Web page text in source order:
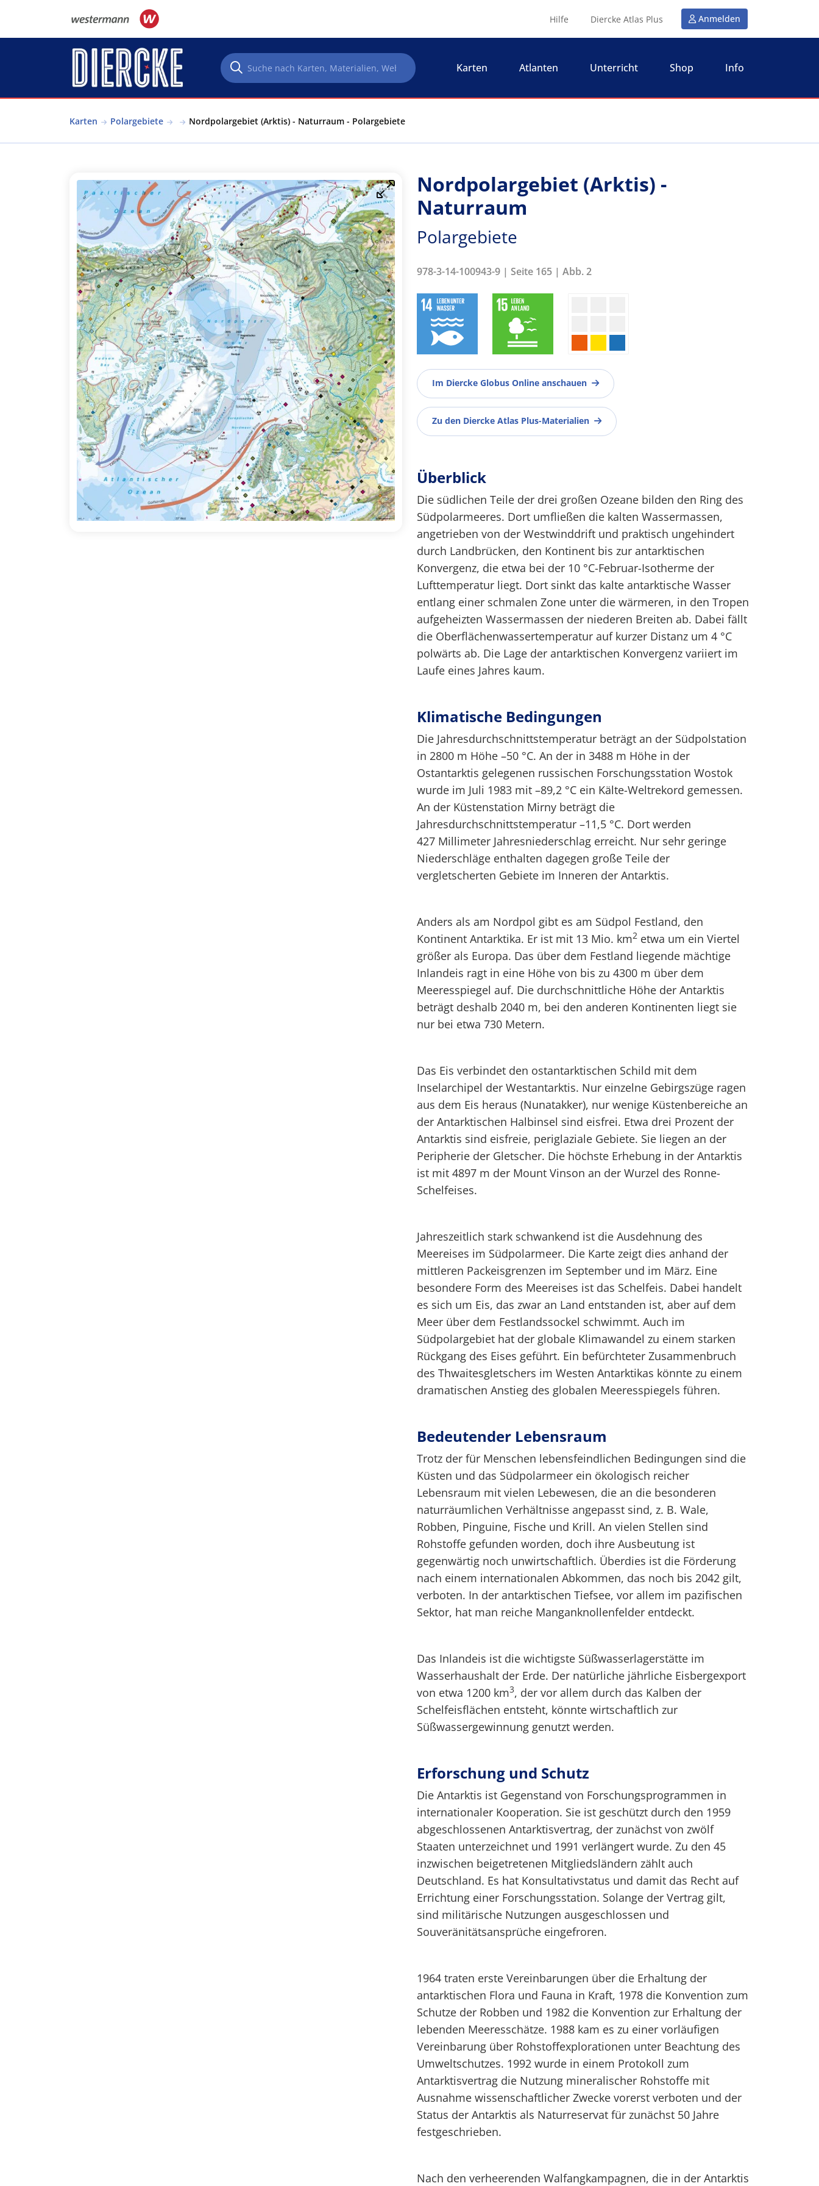
Hilfe Diercke Atlas Plus Anmelden
Karten Atlanten Unterricht Shop Info
Karten Polargebiete Nordpolargebiet (Arktis) - Naturraum - Polargebiete
Nordpolargebiet (Arktis) -
Naturraum
Polargebiete
978-3-14-100943-9 | Seite 165 | Abb. 2
Im Diercke Globus Online anschauen
Zu den Diercke Atlas Plus-Materialien
Überblick
Die südlichen Teile der drei großen Ozeane bilden den Ring des
Südpolarmeeres. Dort umfließen die kalten Wassermassen,
angetrieben von der Westwinddrift und praktisch ungehindert
durch Landbrücken, den Kontinent bis zur antarktischen
Konvergenz, die etwa bei der 10 °C-Februar-Isotherme der
Lufttemperatur liegt. Dort sinkt das kalte antarktische Wasser
entlang einer schmalen Zone unter die wärmeren, in den Tropen
aufgeheizten Wassermassen der niederen Breiten ab. Dabei fällt
die Oberflächenwassertemperatur auf kurzer Distanz um 4 °C
polwärts ab. Die Lage der antarktischen Konvergenz variiert im
Laufe eines Jahres kaum.
Klimatische Bedingungen
Die Jahresdurchschnittstemperatur beträgt an der Südpolstation
in 2800 m Höhe –50 °C. An der in 3488 m Höhe in der
Ostantarktis gelegenen russischen Forschungsstation Wostok
wurde im Juli 1983 mit –89,2 °C ein Kälte-Weltrekord gemessen.
An der Küstenstation Mirny beträgt die
Jahresdurchschnittstemperatur –11,5 °C. Dort werden
427 Millimeter Jahresniederschlag erreicht. Nur sehr geringe
Niederschläge enthalten dagegen große Teile der
vergletscherten Gebiete im Inneren der Antarktis.
Anders als am Nordpol gibt es am Südpol Festland, den
Kontinent Antarktika. Er ist mit 13 Mio. km2 etwa um ein Viertel
größer als Europa. Das über dem Festland liegende mächtige
Inlandeis ragt in eine Höhe von bis zu 4300 m über dem
Meeresspiegel auf. Die durchschnittliche Höhe der Antarktis
beträgt deshalb 2040 m, bei den anderen Kontinenten liegt sie
nur bei etwa 730 Metern.
Das Eis verbindet den ostantarktischen Schild mit dem
Inselarchipel der Westantarktis. Nur einzelne Gebirgszüge ragen
aus dem Eis heraus (Nunatakker), nur wenige Küstenbereiche an
der Antarktischen Halbinsel sind eisfrei. Etwa drei Prozent der
Antarktis sind eisfreie, periglaziale Gebiete. Sie liegen an der
Peripherie der Gletscher. Die höchste Erhebung in der Antarktis
ist mit 4897 m der Mount Vinson an der Wurzel des Ronne-
Schelfeises.
Jahreszeitlich stark schwankend ist die Ausdehnung des
Meereises im Südpolarmeer. Die Karte zeigt dies anhand der
mittleren Packeisgrenzen im September und im März. Eine
besondere Form des Meereises ist das Schelfeis. Dabei handelt
es sich um Eis, das zwar an Land entstanden ist, aber auf dem
Meer über dem Festlandssockel schwimmt. Auch im
Südpolargebiet hat der globale Klimawandel zu einem starken
Rückgang des Eises geführt. Ein befürchteter Zusammenbruch
des Thwaitesgletschers im Westen Antarktikas könnte zu einem
dramatischen Anstieg des globalen Meeresspiegels führen.
Bedeutender Lebensraum
Trotz der für Menschen lebensfeindlichen Bedingungen sind die
Küsten und das Südpolarmeer ein ökologisch reicher
Lebensraum mit vielen Lebewesen, die an die besonderen
naturräumlichen Verhältnisse angepasst sind, z. B. Wale,
Robben, Pinguine, Fische und Krill. An vielen Stellen sind
Rohstoffe gefunden worden, doch ihre Ausbeutung ist
gegenwärtig noch unwirtschaftlich. Überdies ist die Förderung
nach einem internationalen Abkommen, das noch bis 2042 gilt,
verboten. In der antarktischen Tiefsee, vor allem im pazifischen
Sektor, hat man reiche Manganknollenfelder entdeckt.
Das Inlandeis ist die wichtigste Süßwasserlagerstätte im
Wasserhaushalt der Erde. Der natürliche jährliche Eisbergexport
von etwa 1200 km3, der vor allem durch das Kalben der
Schelfeisflächen entsteht, könnte wirtschaftlich zur
Süßwassergewinnung genutzt werden.
Erforschung und Schutz
Die Antarktis ist Gegenstand von Forschungsprogrammen in
internationaler Kooperation. Sie ist geschützt durch den 1959
abgeschlossenen Antarktisvertrag, der zunächst von zwölf
Staaten unterzeichnet und 1991 verlängert wurde. Zu den 45
inzwischen beigetretenen Mitgliedsländern zählt auch
Deutschland. Es hat Konsultativstatus und damit das Recht auf
Errichtung einer Forschungsstation. Solange der Vertrag gilt,
sind militärische Nutzungen ausgeschlossen und
Souveränitätsansprüche eingefroren.
1964 traten erste Vereinbarungen über die Erhaltung der
antarktischen Flora und Fauna in Kraft, 1978 die Konvention zum
Schutze der Robben und 1982 die Konvention zur Erhaltung der
lebenden Meeresschätze. 1988 kam es zu einer vorläufigen
Vereinbarung über Rohstoffexplorationen unter Beachtung des
Umweltschutzes. 1992 wurde in einem Protokoll zum
Antarktisvertrag die Nutzung mineralischer Rohstoffe mit
Ausnahme wissenschaftlicher Zwecke vorerst verboten und der
Status der Antarktis als Naturreservat für zunächst 50 Jahre
festgeschrieben.
Nach den verheerenden Walfangkampagnen, die in der Antarktis